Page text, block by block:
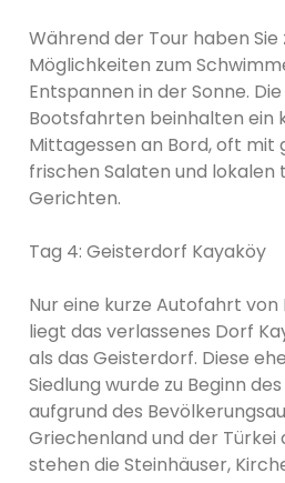
Während der Tour haben
Möglichkeiten zum
Entspannen in der Sonne.
Bootsfahrten beinhalten ein
Mittagessen an Bord, oft mit
frischen Salaten und lokalen
Gerichten.
Tag 4: Geisterdorf Kayaköy
Nur eine kurze Autofahrt
liegt das verlassenes Dorf
als das Geisterdorf. Diese
Siedlung wurde zu Beginn
aufgrund des
Griechenland und der Türkei
stehen die Steinhäuser,